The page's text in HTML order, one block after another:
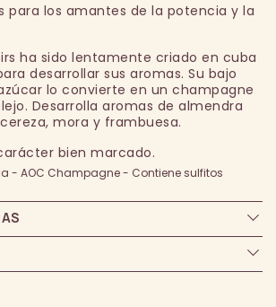
para los amantes de la potencia y la
ha sido lentamente criado en cuba
desarrollar sus aromas. Su bajo
lo convierte en un champagne
Desarrolla aromas de almendra
mora y frambuesa.
bien marcado.
- AOC Champagne - Contiene sulfitos